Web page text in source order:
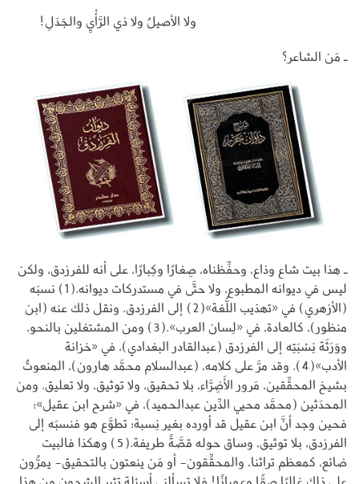
ولا الأصيلُ ولا ذي الرَّأْيِ والجَدَلِ!
ـ مَن الشاعر؟
ـ هذا بيت شاع وذاع، وحفِّظناه، صِغارًا وكِبارًا، على أنه للفرزدق، ولكن
ليس في ديوانه المطبوع، ولا حتَّى في مستدركات ديوانه.(1) نسبَه
(الأزهري) في «تهذيب اللُّغة»(2) إلى الفرزدق. ونقل ذلك عنه (ابن
منظور)، كالعادة، في «لِسان العرب».(3) ومن المشتغلين بالنحو،
ووَرَثَة نِسْبَتِه إلى الفرزدق (عبدالقادر البغدادي)، في «خزانة
الأدب»(4). وقد مرَّ على كلامه، (عبدالسلام محمَّد هارون)، المنعوتُ
بشيخ المحقِّقين، مَرور الأَضِرَّاء، بلا تحقيق، ولا توثيق، ولا تعليق. ومن
المحدَثين (محمَّد محيي الدِّين عبدالحميد)، في «شرح ابن عقيل»؛
فحين وجد أنَّ ابن عقيل قد أورده بغير نِسبة؛ تطوَّع هو فنسبَه إلى
الفرزدق، بلا توثيق، وساق حوله قصَّةً طريفة.(5) وهكذا فالبيت
ضائع، كمعظم تراثنا، والمحقِّقون- أو مَن ينعتون بالتحقيق- يمرُّون